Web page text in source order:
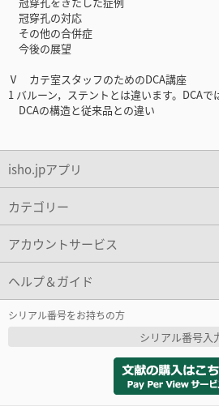
冠穿孔の対応
その他の合併症
今後の展望
Ⅴ カテ室スタッフのためのDCA講座
1 バルーン，ステントとは違います。
DCAの構造と従来品との違い
isho.jpアプリ
カテゴリー
アカウントサービス
ヘルプ＆ガイド
シリアル番号をお持ちの方
シリアル番号入